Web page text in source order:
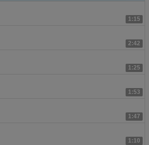
1:15
2:42
1:25
1:53
1:47
1:10